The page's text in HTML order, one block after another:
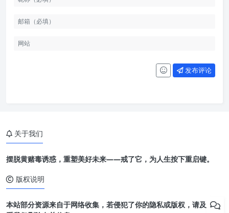
发布评论
关于我们
摆脱黄赌毒诱惑，重塑美好未来——戒了它，为人生按下重启键。
版权说明
本站部分资源来自于网络收集，若侵犯了你的隐私或版权，请及时联